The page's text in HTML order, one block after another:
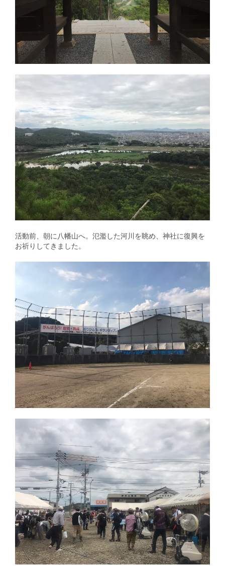
活動前、朝に八幡山へ。氾濫した河川を眺め、神社に復興を
お祈りしてきました。